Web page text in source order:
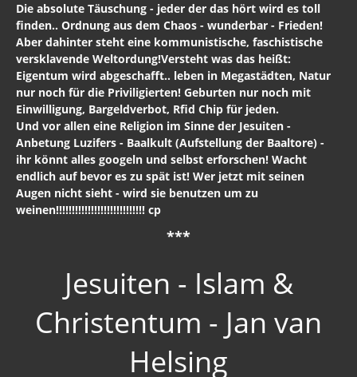
finden.. Ordnung aus dem Chaos - wunderbar - Frieden!
Aber dahinter steht eine kommunistische, faschistische
versklavende Weltordung!Versteht was das heißt:
Eigentum wird abgeschafft.. leben in Megastädten, Natur
nur noch für die Priviligierten! Geburten nur noch mit
Einwilligung, Bargeldverbot, Rfid Chip für jeden.
Und vor allen eine Religion im Sinne der Jesuiten -
Anbetung Luzifers - Baalkult (Aufstellung der Baaltore) -
ihr könnt alles googeln und selbst erforschen! Wacht
endlich auf bevor es zu spät ist! Wer jetzt mit seinen
Augen nicht sieht - wird sie benutzen um zu
weinen!!!!!!!!!!!!!!!!!!!!!!!!!!!! cp
Jesuiten - Islam &
Christentum - Jan van
Helsing